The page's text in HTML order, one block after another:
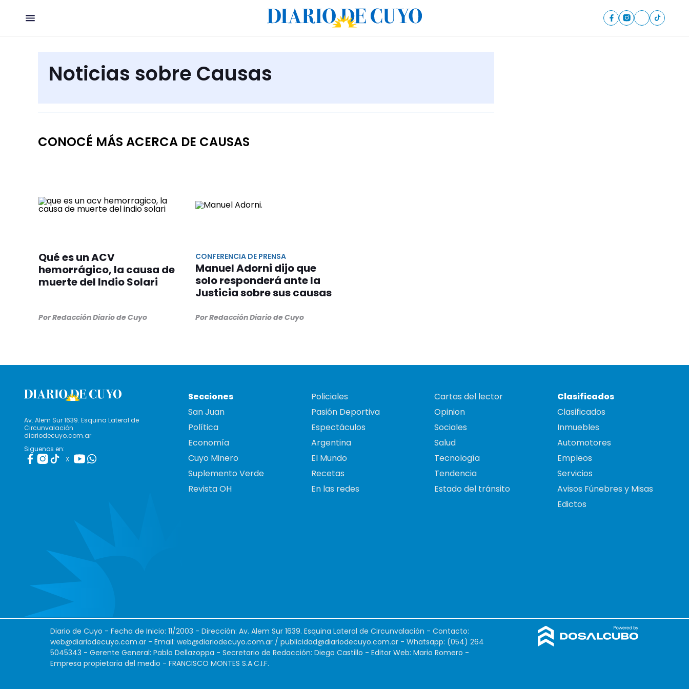
Noticias sobre Causas
CONOCÉ MÁS ACERCA DE CAUSAS
Qué es un ACV
hemorrágico, la causa de
muerte del Indio Solari
Por Redacción Diario de Cuyo
CONFERENCIA DE PRENSA
Manuel Adorni dijo que
solo responderá ante la
Justicia sobre sus causas
Por Redacción Diario de Cuyo
Av. Alem Sur 1639. Esquina Lateral de
Circunvalación
diariodecuyo.com.ar
Siguenos en:
X
Secciones
San Juan
Política
Economía
Cuyo Minero
Suplemento Verde
Revista OH
Policiales
Pasión Deportiva
Espectáculos
Argentina
El Mundo
Recetas
En las redes
Cartas del lector
Opinion
Sociales
Salud
Tecnología
Tendencia
Estado del tránsito
Clasificados
Clasificados
Inmuebles
Automotores
Empleos
Servicios
Avisos Fúnebres y Misas
Edictos
Diario de Cuyo - Fecha de Inicio: 11/2003 - Dirección: Av. Alem Sur 1639. Esquina Lateral de Circunvalación - Contacto:
web@diariodecuyo.com.ar - Email: web@diariodecuyo.com.ar / publicidad@diariodecuyo.com.ar - Whatsapp: (054) 264
5045343 - Gerente General: Pablo Dellazoppa - Secretario de Redacción: Diego Castillo - Editor Web: Mario Romero -
Empresa propietaria del medio - FRANCISCO MONTES S.A.C.I.F.